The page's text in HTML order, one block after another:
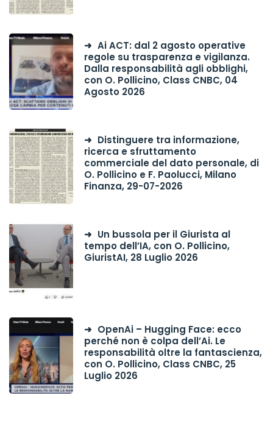
Ai ACT: dal 2 agosto operative
regole su trasparenza e vigilanza.
Dalla responsabilità agli obblighi,
con O. Pollicino, Class CNBC, 04
Agosto 2026
Distinguere tra informazione,
ricerca e sfruttamento
commerciale del dato personale, di
O. Pollicino e F. Paolucci, Milano
Finanza, 29-07-2026
Un bussola per il Giurista al
tempo dell’IA, con O. Pollicino,
GiuristAI, 28 Luglio 2026
OpenAi – Hugging Face: ecco
perché non è colpa dell’Ai. Le
responsabilità oltre la fantascienza,
con O. Pollicino, Class CNBC, 25
Luglio 2026